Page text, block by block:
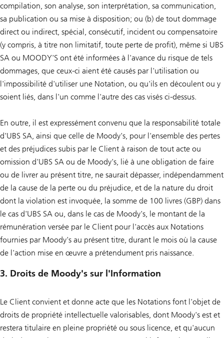
compilation, son analyse, son interprétation, sa communication,
sa publication ou sa mise à disposition; ou (b) de tout dommage
direct ou indirect, spécial, consécutif, incident ou compensatoire
(y compris, à titre non limitatif, toute perte de profit), même si UBS
SA ou MOODY'S ont été informées à l'avance du risque de tels
dommages, que ceux-ci aient été causés par l'utilisation ou
l'impossibilité d'utiliser une Notation, ou qu'ils en découlent ou y
soient liés, dans l'un comme l'autre des cas visés ci-dessus.
En outre, il est expressément convenu que la responsabilité totale
d'UBS SA, ainsi que celle de Moody's, pour l'ensemble des pertes
et des préjudices subis par le Client à raison de tout acte ou
omission d'UBS SA ou de Moody's, lié à une obligation de faire
ou de livrer au présent titre, ne saurait dépasser, indépendamment
de la cause de la perte ou du préjudice, et de la nature du droit
dont la violation est invoquée, la somme de 100 livres (GBP) dans
le cas d'UBS SA ou, dans le cas de Moody's, le montant de la
rémunération versée par le Client pour l'accès aux Notations
fournies par Moody's au présent titre, durant le mois où la cause
de l'action mise en œuvre a prétendument pris naissance.
3. Droits de Moody's sur l'Information
Le Client convient et donne acte que les Notations font l'objet de
droits de propriété intellectuelle valorisables, dont Moody's est et
restera titulaire en pleine propriété ou sous licence, et qu'aucun